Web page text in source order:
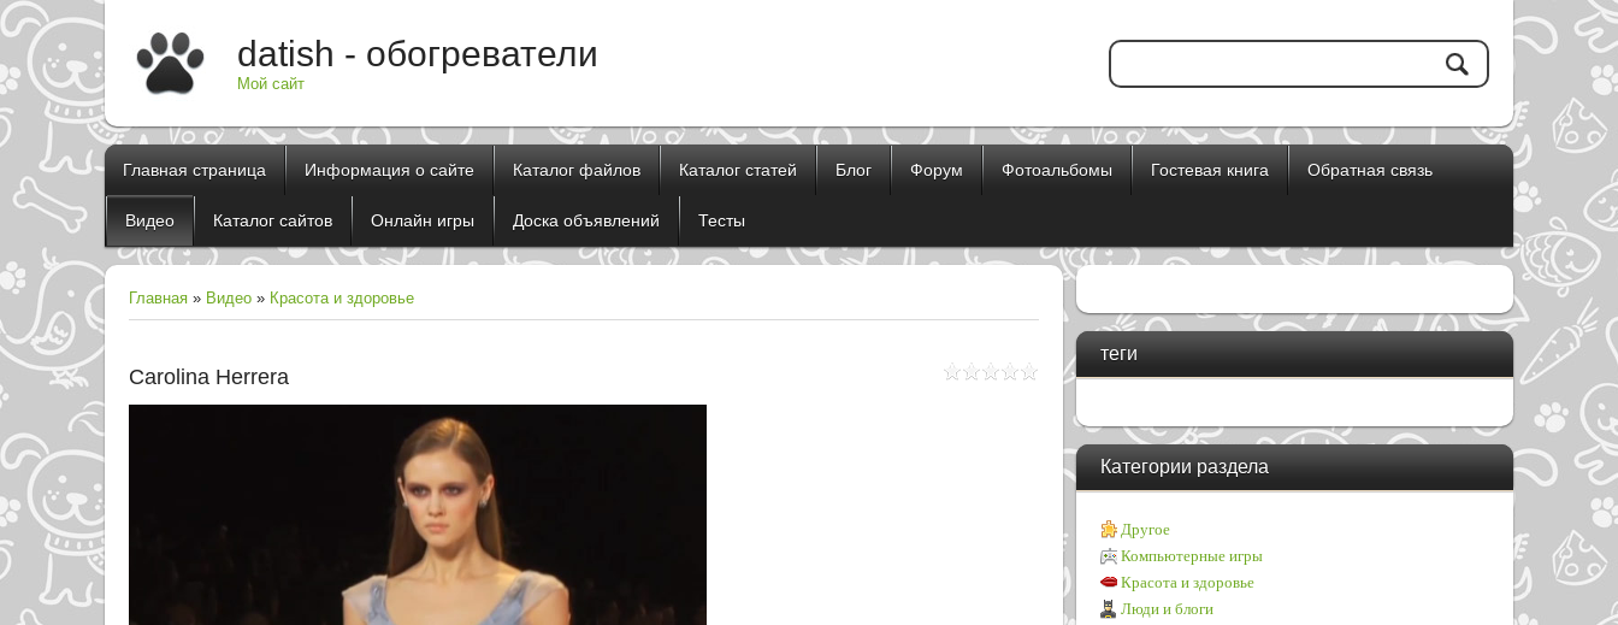
datish - обогреватели
Мой сайт
Главная страница Информация о сайте Каталог файлов Каталог статей Блог Форум Фотоальбомы Гостевая книга Обратная связь
Видео Каталог сайтов Онлайн игры Доска объявлений Тесты
Главная » Видео » Красота и здоровье
Carolina Herrera
теги
Категории раздела
Другое
Компьютерные игры
Красота и здоровье
Люди и блоги